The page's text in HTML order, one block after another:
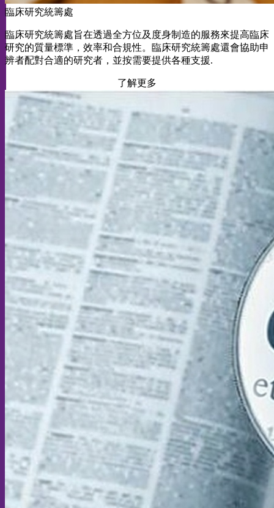
臨床研究統籌處
臨床研究統籌處旨在透過全方位及度身制造的服務來提高臨床
研究的質量標準，效率和合規性。臨床研究統籌處還會協助申
辨者配對合適的研究者，並按需要提供各種支援.
了解更多